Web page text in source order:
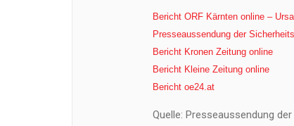
Bericht ORF Kärnten online –
Presseaussendung der
Bericht Kronen Zeitung online
Bericht Kleine Zeitungonline
Bericht oe24.at
Quelle: Presseaussendung